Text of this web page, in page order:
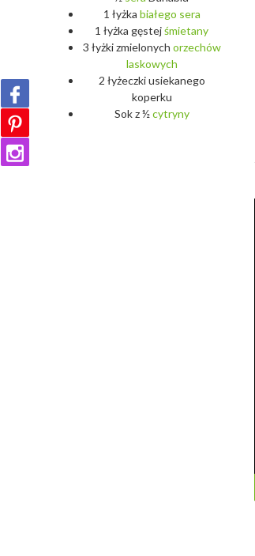
1 łyżka białego sera
1 łyżka gęstejśmietany
3 łyżki zmielonych orzechów
laskowych
2 łyżeczki usiekanego
koperku
Sok z ½cytryny